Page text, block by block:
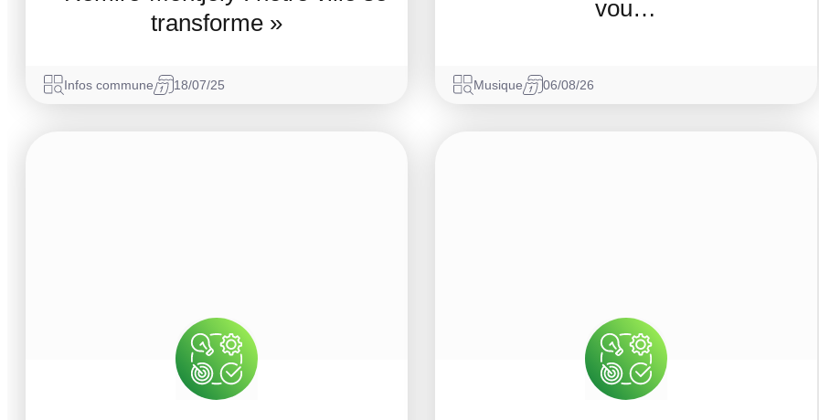
transforme »
Infos commune 18/07/25
vou…
Musique 06/08/26